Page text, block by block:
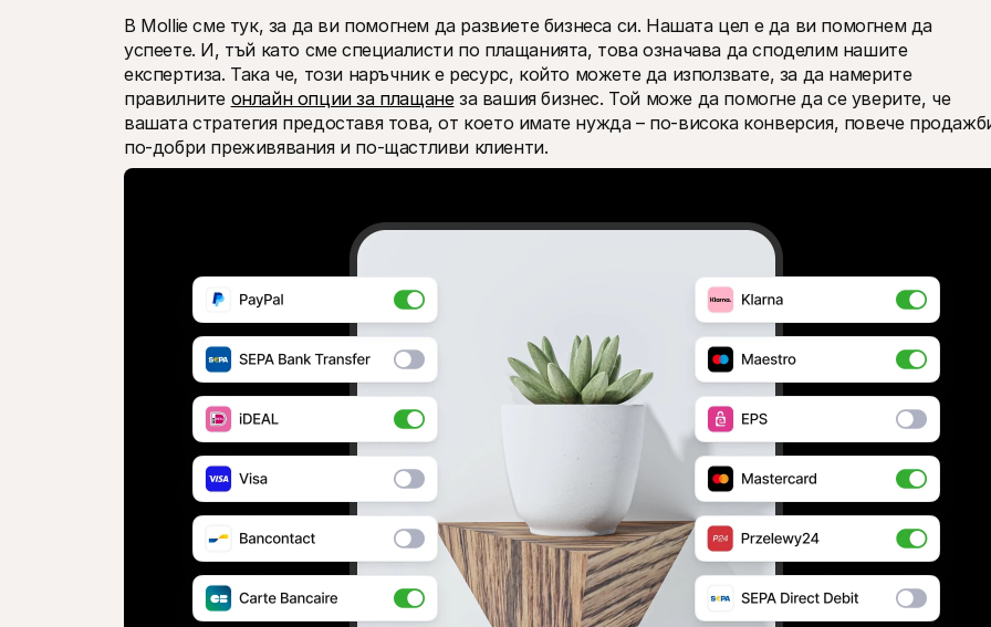
В Mollie сме тук, за да ви помогнем да развиете бизнеса си. Нашата цел е да ви помогнем да
успеете. И, тъй като сме специалисти по плащанията, това означава да споделим нашите
експертиза. Така че, този наръчник е ресурс, който можете да използвате, за да намерите
правилните онлайн опции за плащане за вашия бизнес. Той може да помогне да се уверите, че
вашата стратегия предоставя това, от което имате нужда – по-висока конверсия, повече
по-добри преживявания и по-щастливи клиенти.